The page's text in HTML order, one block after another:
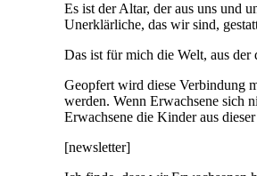
Es ist der Altar, der aus uns und
Unerklärliche, das wir sind,
Das ist für mich die Welt, aus
Geopfert wird diese Verbindung
werden. Wenn Erwachsene sich
Erwachsene die Kinder aus
[newsletter]